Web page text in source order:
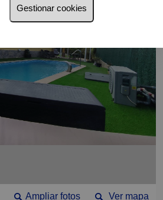
Ver mapa
Ampliar fotos
Gestionar cookies